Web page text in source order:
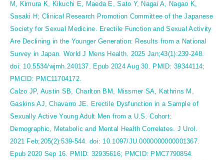
M, Kimura K, Kikuchi E, Maeda E, Sato Y, Nagai A, Nagao K,
Sasaki H; Clinical Research Promotion Committee of the Japanese
Society for Sexual Medicine. Erectile Function and Sexual Activity
Are Declining in the Younger Generation: Results from a National
Survey in Japan. World J Mens Health. 2025 Jan;43(1):239-248.
doi: 10.5534/wjmh.240137. Epub 2024 Aug 30. PMID: 39344114;
PMCID: PMC11704172.
Calzo JP, Austin SB, Charlton BM, Missmer SA, Kathrins M,
Gaskins AJ, Chavarro JE. Erectile Dysfunction in a Sample of
Sexually Active Young Adult Men from a U.S. Cohort:
Demographic, Metabolic and Mental Health Correlates. J Urol.
2021 Feb;205(2):539-544. doi: 10.1097/JU.0000000000001367.
Epub 2020 Sep 16. PMID: 32935616; PMCID: PMC7790854.